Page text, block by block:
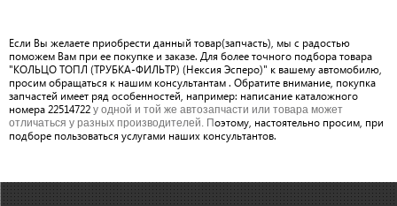
Если Вы желаете приобрести данный товар(запчасть), мы с радостью
поможем Вам при ее покупке и заказе. Для более точного подбора товара
"КОЛЬЦО ТОПЛ (ТРУБКА-ФИЛЬТР) (Нексия Эсперо)" к вашему автомобилю,
просим обращаться к нашим консультантам . Обратите внимание, покупка
запчастей имеет ряд особенностей, например: написание каталожного
номера 22514722 у одной и той же автозапчасти или товара может
отличаться у разных производителей. Поэтому, настоятельно просим, при
подборе пользоваться услугами наших консультантов.